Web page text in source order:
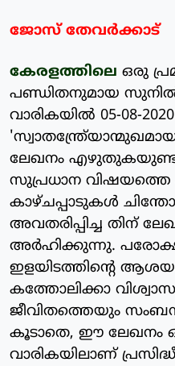
ജോസ് തേവര്‍ക്കാട്
കേരളത്തിലെ ഒരു
പണ്ഡിതനുമായ സുനില്‍
വാരികയില്‍ 05-08-
ലേഖനം
സുപ്രധാന വിഷയത്തെ
കാഴ്ചപ്പാടുകള്‍
അവതരിപ്പിച്ച തിന്
അര്‍ഹിക്കുന്നു.
ഇളയിടത്തിന്റെ
കത്തോലിക്കാ
ജീവിതത്തെയും
കൂടാതെ, ഈ ലേഖനം
വാരികയിലാണ്